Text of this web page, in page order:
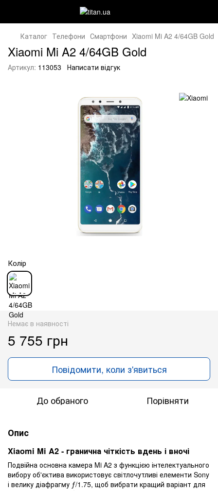
Каталог Телефони Смартфони Xiaomi Mi A2 4/64GB Gold
Xiaomi Mi A2 4/64GB Gold
Артикул: 113053 Написати відгук
Колір
Немає в наявності
5 755 грн
Повідомити, коли з'явиться
До обраного Порівняти
Опис
Xiaomi Mi A2 - гранична чіткість вдень і вночі
Подвійна основна камера Mi A2 з функцією інтелектуального
вибору об'єктива використовує світлочутливі елементи Sony
і велику діафрагму ƒ/1.75, щоб вибрати кращий варіант для